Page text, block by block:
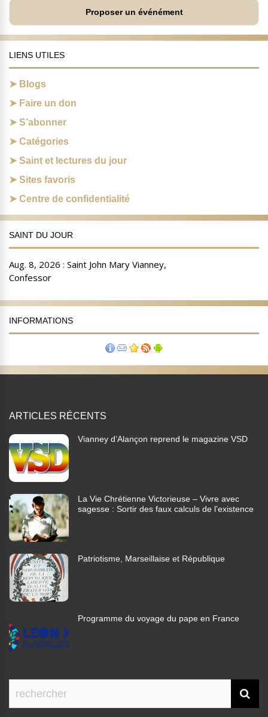
Proposer un événément
LIENS UTILES
Blogs
Faire un don
S’abonner
Catégories
Saint et lectures du jour
Sites favoris
Centre de confidentialité
SAINT DU JOUR
INFORMATIONS
ARTICLES RÉCENTS
Vianney d’Alançon reprend le magazine VSD
La Vie Chrétienne Victorieuse – Vivre avec
sagesse : Sortir des faux calculs de l’existence
Patriotisme, Marseillaise et République
Programme du voyage du pape en France